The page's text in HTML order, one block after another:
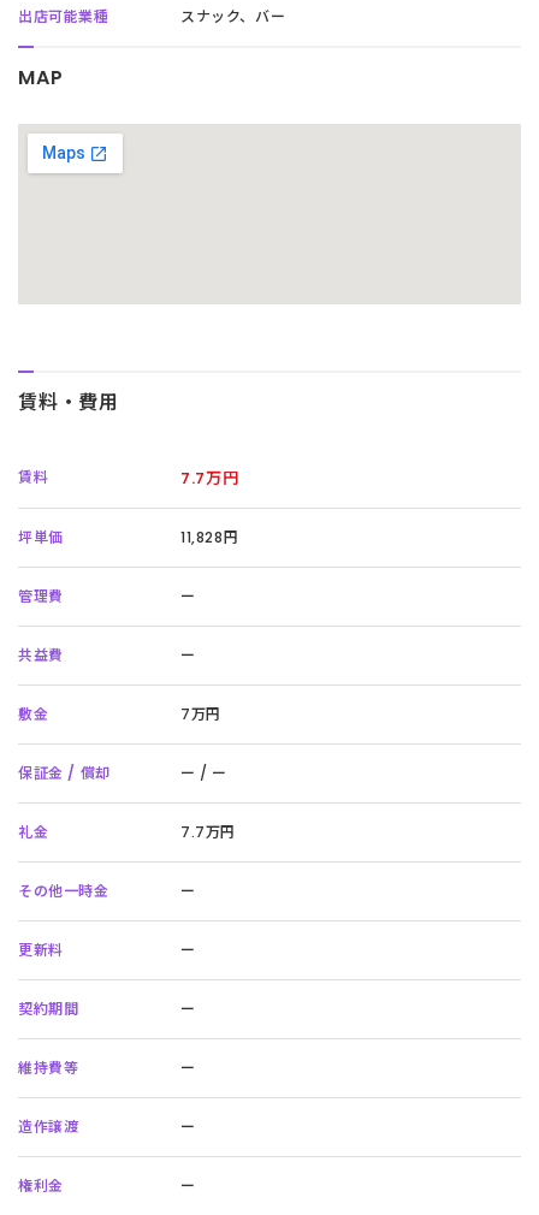
出店可能業種 スナック、バー
MAP
賃料・費用
賃料 7.7万円
坪単価 11,828円
管理費 ー
共益費 ー
敷金 7万円
保証金 / 償却 ー / ー
礼金 7.7万円
その他一時金 ー
更新料 ー
契約期間 ー
維持費等 ー
造作譲渡 ー
権利金 ー